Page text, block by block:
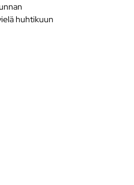
huhtikuun